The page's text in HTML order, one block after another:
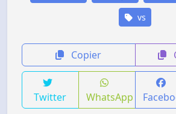
vs
Copier
Twitter WhatsApp